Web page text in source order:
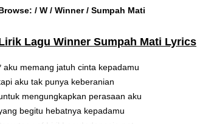
/ W / Winner/ Sumpah Mati
Lagu Winner Sumpah Mati Lyrics
aku memang jatuh cinta kepadamu
aku tak punya keberanian
mengungkapkan perasaan aku
begitu hebatnya kepadamu